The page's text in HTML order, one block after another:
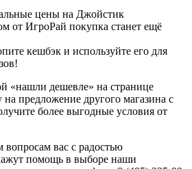
цены на Джойстик
от ИгроРай покупка станет ещё
кешбэк и используйте его для
«нашли дешевле» на странице
на предложение другого магазина с
более выгодные условия от
вас с радостью
помощь в выборе наши